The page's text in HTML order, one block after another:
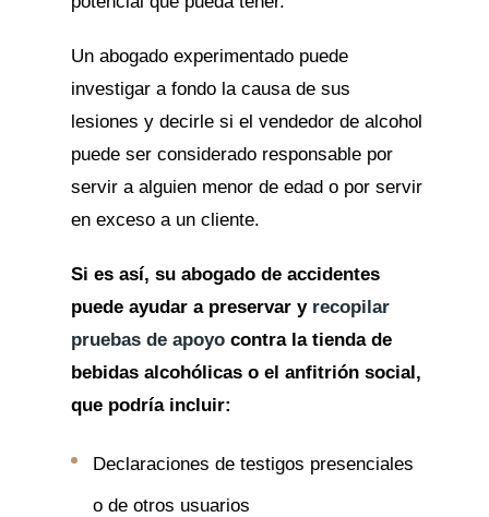
Un abogado experimentado puede
investigar a fondo la causa de sus
lesiones y decirle si el vendedor de alcohol
puede ser considerado responsable por
servir a alguien menor de edad o por servir
en exceso a un cliente.
Si es así, su abogado de accidentes
puede ayudar a preservar y recopilar
pruebas de apoyocontra la tienda de
bebidas alcohólicas o el anfitrión social,
que podría incluir:
Declaraciones de testigos presenciales
o de otros usuarios